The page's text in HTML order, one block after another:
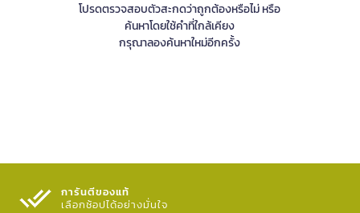
โปรดตรวจสอบตัวสะกดว่าถูกต้องหรือไม่ หรือ
ค้นหาโดยใช้คำที่ใกล้เคียง
กรุณาลองค้นหาใหม่อีกครั้ง
การันตีของแท้
เลือกช้อปได้อย่างมั่นใจ​